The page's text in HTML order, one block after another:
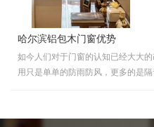
哈尔滨铝包木门窗优势
如今人们对于门窗的认知已经大大
用只是单单的防雨防风，更多的是隔